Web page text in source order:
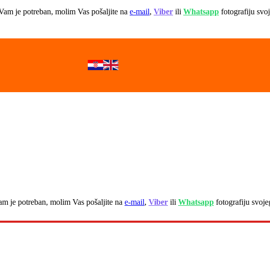
je potreban, molim Vas pošaljite na e-mail, Viber ili Whatsapp fotografiju
je potreban, molim Vas pošaljite na e-mail, Viber ili Whatsapp fotografiju